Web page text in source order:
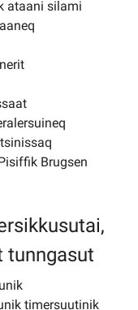
ataani silami
Brugsen
tunngasut
timersuutinik